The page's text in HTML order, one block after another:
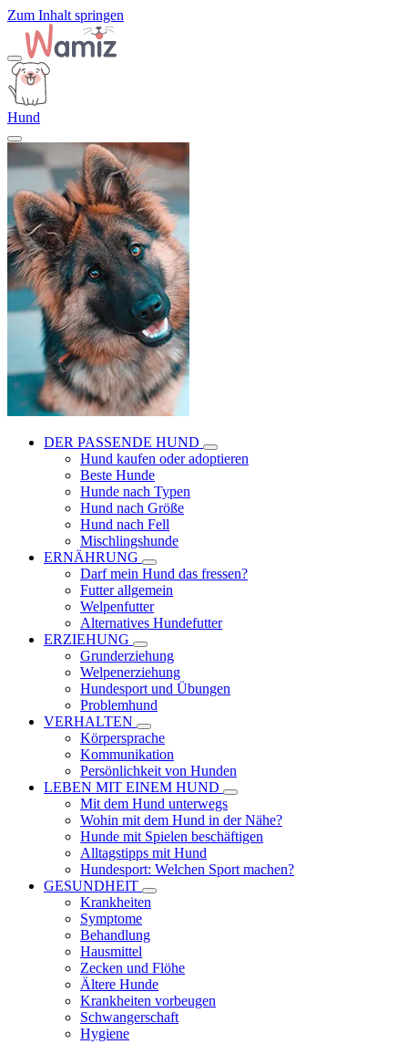
Zum Inhalt springen
Hund
DER PASSENDE HUND
Hund kaufen oder adoptieren
Beste Hunde
Hunde nach Typen
Hund nach Größe
Hund nach Fell
Mischlingshunde
ERNÄHRUNG
Darf mein Hund das fressen?
Futter allgemein
Welpenfutter
Alternatives Hundefutter
ERZIEHUNG
Grunderziehung
Welpenerziehung
Hundesport und Übungen
Problemhund
VERHALTEN
Körpersprache
Kommunikation
Persönlichkeit von Hunden
LEBEN MIT EINEM HUND
Mit dem Hund unterwegs
Wohin mit dem Hund in der Nähe?
Hunde mit Spielen beschäftigen
Alltagstipps mit Hund
Hundesport: Welchen Sport machen?
GESUNDHEIT
Krankheiten
Symptome
Behandlung
Hausmittel
Zecken und Flöhe
Ältere Hunde
Krankheiten vorbeugen
Schwangerschaft
Hygiene